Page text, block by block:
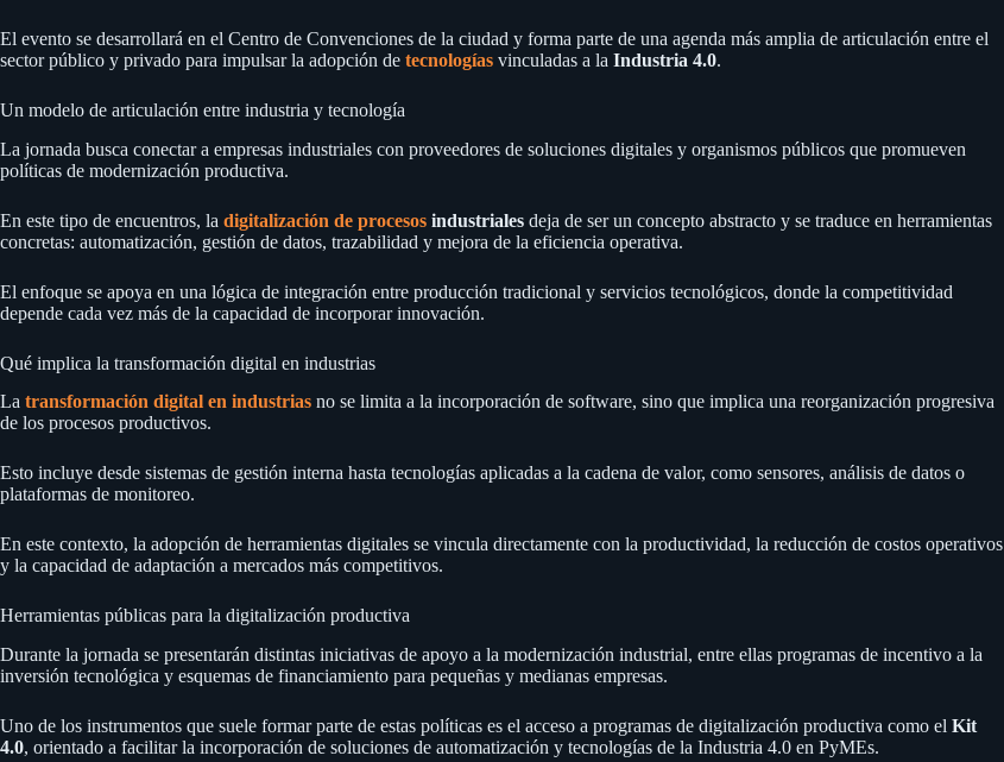
El evento se desarrollará en el Centro de Convenciones de la ciudad y forma parte de una agenda más amplia de articulación entre el
sector público y privado para impulsar la adopción de tecnologías vinculadas a la Industria 4.0.
Un modelo de articulación entre industria y tecnología
La jornada busca conectar a empresas industriales con proveedores de soluciones digitales y organismos públicos que promueven
políticas de modernización productiva.
En este tipo de encuentros, la digitalización de procesos industriales deja de ser un concepto abstracto y se traduce en herramientas
concretas: automatización, gestión de datos, trazabilidad y mejora de la eficiencia operativa.
El enfoque se apoya en una lógica de integración entre producción tradicional y servicios tecnológicos, donde la competitividad
depende cada vez más de la capacidad de incorporar innovación.
Qué implica la transformación digital en industrias
La transformación digital en industrias no se limita a la incorporación de software, sino que implica una reorganización progresiva
de los procesos productivos.
Esto incluye desde sistemas de gestión interna hasta tecnologías aplicadas a la cadena de valor, como sensores, análisis de datos o
plataformas de monitoreo.
En este contexto, la adopción de herramientas digitales se vincula directamente con la productividad, la reducción de costos operativos
y la capacidad de adaptación a mercados más competitivos.
Herramientas públicas para la digitalización productiva
Durante la jornada se presentarán distintas iniciativas de apoyo a la modernización industrial, entre ellas programas de incentivo a la
inversión tecnológica y esquemas de financiamiento para pequeñas y medianas empresas.
Uno de los instrumentos que suele formar parte de estas políticas es el acceso a programas de digitalización productiva como el Kit
4.0, orientado a facilitar la incorporación de soluciones de automatización y tecnologías de la Industria 4.0 en PyMEs.